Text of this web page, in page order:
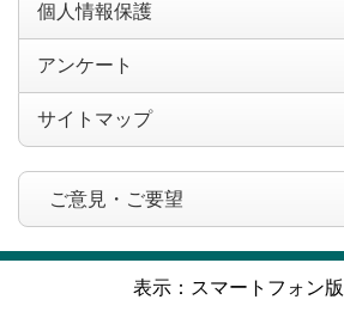
個人情報保護
アンケート
サイトマップ
ご意見・ご要望
表示：スマートフォン版